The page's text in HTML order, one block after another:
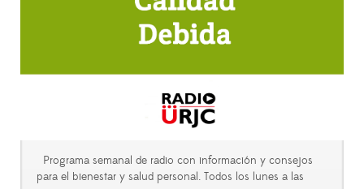
Programa semanal de radio con información y consejos
para el bienestar y salud personal. Todos los lunes a las